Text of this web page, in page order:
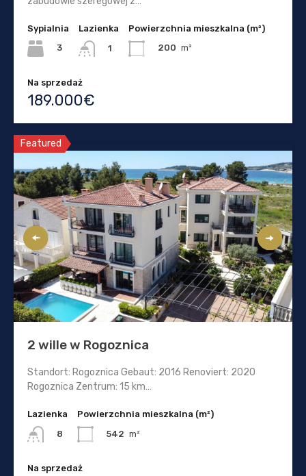
Sypialnia
3
Lazienka
1
Powierzchnia mieszkalna (m²)
200 m²
Na sprzedaż
189.000€
Featured
2 wille w Rogoznica
Standort: Rogoznica Gebaut: 2016 Renoviert: 2020
Rogoznica Zentrum: 15 km…
Lazienka
8
Powierzchnia mieszkalna (m²)
542 m²
Na sprzedaż